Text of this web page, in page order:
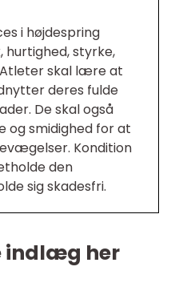
i højdespring
hurtighed, styrke,
Atleter skal lære at
deres fulde
De skal også
smidighed for at
Kondition
den
sig skadesfri.
indlæg her